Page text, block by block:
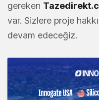
gereken
var. Sizlere proje
devam edeceğiz.